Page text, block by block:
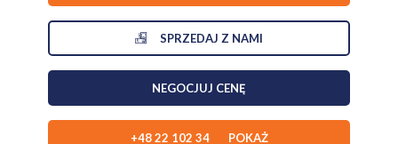
Dodatkowym atutem jest stale rozwijająca się infrastruktura
drogowa w tej części Smochowic. W ostatnich latach
zmodernizowano okoliczne ulice, powstały nowe chodniki,
oświetlenie oraz rozwiązania poprawiające bezpieczeństwo i
komfort mieszkańców, co dodatkowo podnosi atrakcyjność tej
BUDYNEK:
Oferowany dom w zabudowie szeregowej to propozycja dla osób
SPRZEDAJ Z NAMI
NEGOCJUJ CENĘ
+48 22 102 34 POKAŻ